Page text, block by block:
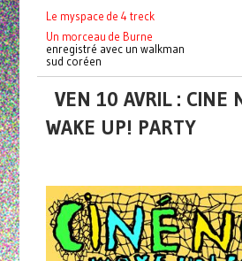
Le myspace de 4 treck
Un morceau de Burne
enregistré avec un walkman
sud coréen
VEN 10 AVRIL : CINE
WAKE UP! PARTY